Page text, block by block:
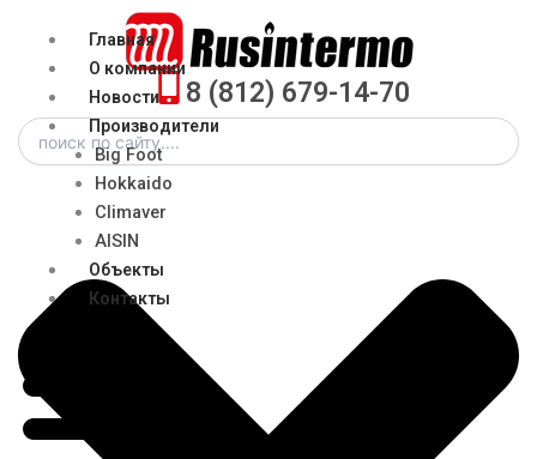
содержимому
Главная
О компании
Новости
Производители
Big Foot
Hokkaido
Climaver
AISIN
Объекты
Контакты
Menu
8 (812) 679-14-70
Search